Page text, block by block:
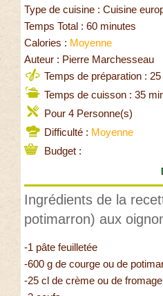
Type de cuisine : Cuisine
Temps Total : 60 minutes
Calories : Moyenne
Auteur : Pierre Marchesseau
Temps de préparation :
Temps de cuisson : 35
Pour 4 Personne(s)
Difficulté : Moyenne
Budget :
Ingrédients de la
potimarron) aux
-1 pâte feuilletée
-600 g de courge ou de
-25 cl de crème ou de